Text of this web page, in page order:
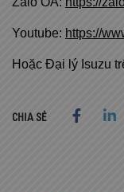
Youtube: https://
Hoặc Đại lý Isuzu
CHIA SẺ